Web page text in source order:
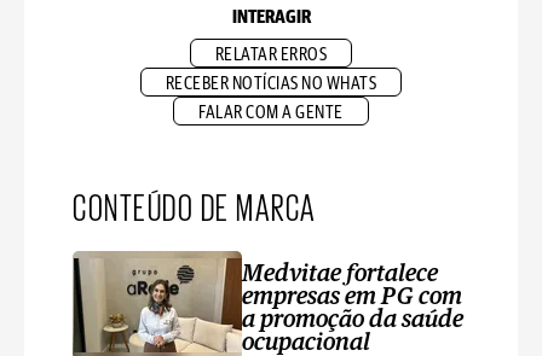
INTERAGIR
RELATAR ERROS
RECEBER NOTÍCIAS NO WHATS
FALAR COM A GENTE
CONTEÚDO DE MARCA
Medvitae fortalece
empresas em PG com
a promoção da saúde
ocupacional